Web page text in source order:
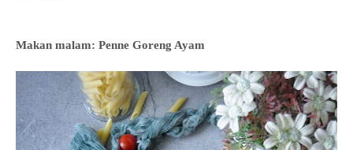
Makan malam: Penne Goreng Ayam